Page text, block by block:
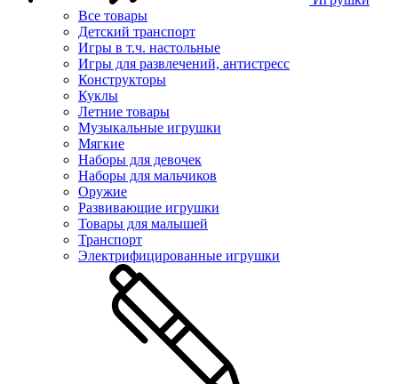
Все товары
Детский транспорт
Игры в т.ч. настольные
Игры для развлечений, антистресс
Конструкторы
Куклы
Летние товары
Музыкальные игрушки
Мягкие
Наборы для девочек
Наборы для мальчиков
Оружие
Развивающие игрушки
Товары для малышей
Транспорт
Электрифицированные игрушки